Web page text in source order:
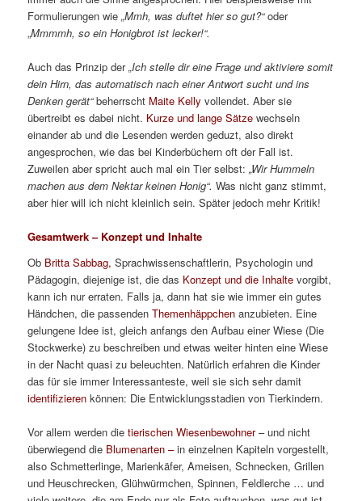
Formulierungen wie„Mmh, was duftet hier so gut?“oder
„Mmmmh, so ein Honigbrot ist lecker!“.
Auch das Prinzip der„Ich stelle dir eine Frage und aktiviere somit
dein Hirn, das automatisch nach einer Antwort sucht und ins
Denken gerät“beherrscht Maite Kelly vollendet. Aber sie
übertreibt es dabei nicht. Kurze und lange Sätze wechseln
einander ab und die Lesenden werden geduzt, also direkt
angesprochen, wie das bei Kinderbüchern oft der Fall ist.
Zuweilen aber spricht auch mal ein Tier selbst:„Wir Hummeln
machen aus dem Nektar keinen Honig“.Was nicht ganz stimmt,
aber hier will ich nicht kleinlich sein. Später jedoch mehr Kritik!
Gesamtwerk – Konzept und Inhalte
Ob Britta Sabbag, Sprachwissenschaftlerin, Psychologin und
Pädagogin, diejenige ist, die das Konzept und die Inhalte vorgibt,
kann ich nur erraten. Falls ja, dann hat sie wie immer ein gutes
Händchen, die passendenThemenhäppchen anzubieten. Eine
gelungene Idee ist, gleich anfangs den Aufbau einer Wiese (Die
Stockwerke) zu beschreiben und etwas weiter hinten eine Wiese
in der Nacht quasi zu beleuchten. Natürlich erfahren die Kinder
das für sie immer Interessanteste, weil sie sich sehr damit
identifizieren können: Die Entwicklungsstadien von Tierkindern.
Vor allem werden dietierischen Wiesenbewohner– und nicht
überwiegend die Blumenarten –in einzelnen Kapiteln vorgestellt,
also Schmetterlinge, Marienkäfer, Ameisen, Schnecken, Grillen
und Heuschrecken, Glühwürmchen, Spinnen, Feldlerche … und